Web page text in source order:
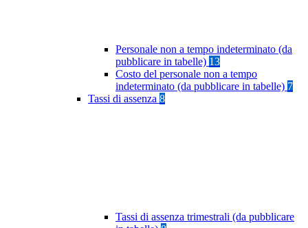
Personale non a tempo indeterminato (da
pubblicare in tabelle) 13
Costo del personale non a tempo
indeterminato (da pubblicare in tabelle) 7
Tassi di assenza 8
Tassi di assenza trimestrali (da pubblicare